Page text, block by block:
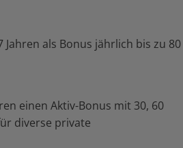
Jahren als Bonus jährlich bis zu 80
einen Aktiv-Bonus mit 30, 60
diverse private